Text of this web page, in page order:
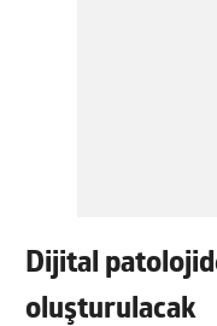
Dijital
oluşturulacak